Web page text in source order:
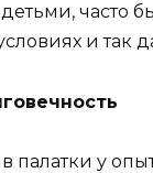
часто
и так
палатки у